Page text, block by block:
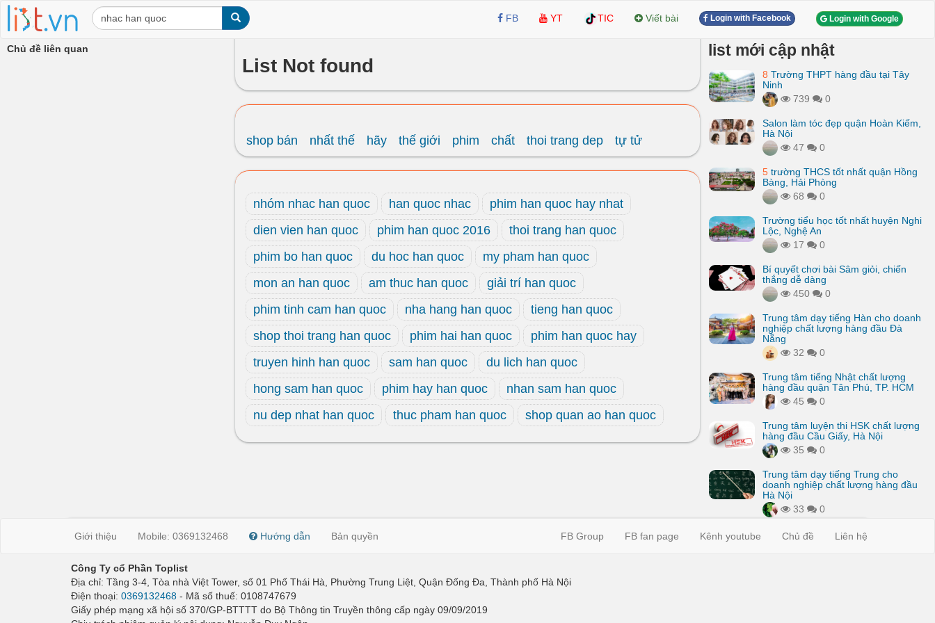
FB YT TIC Viết bài Login with Facebook Login with Google
Chủ đề liên quan
List Not found
shop bán nhất thế hãy thế giới phim chất thoi trang dep tự tử
nhóm nhac han quoc han quoc nhac
phim han quoc hay nhat
dien vien han quoc
phim han quoc 2016
thoi trang han quoc
phim bo han quoc
du hoc han quoc
my pham han quoc
mon an han quoc
am thuc han quoc
giải trí han quoc
phim tinh cam han quoc
nha hang han quoc
tieng han quoc
shop thoi trang han quoc
phim hai han quoc
phim han quoc hay
truyen hinh han quoc
sam han quoc
du lich han quoc
hong sam han quoc
phim hay han quoc
nhan sam han quoc
nu dep nhat han quoc
thuc pham han quoc shop quan ao han quoc
list mới cập nhật
8 Trường THPT hàng đầu tại Tây
Ninh
739
0
Salon làm tóc đẹp quận Hoàn Kiếm,
Hà Nội
47
0
5 trường THCS tốt nhất quận Hồng
Bàng, Hải Phòng
68
0
Trường tiểu học tốt nhất huyện Nghi
Lộc, Nghệ An
17
0
Bí quyết chơi bài Sâm giỏi, chiến
thắng dễ dàng
450
0
Trung tâm dạy tiếng Hàn cho doanh
nghiệp chất lượng hàng đầu Đà
Nẵng
32
0
Trung tâm tiếng Nhật chất lượng
hàng đầu quận Tân Phú, TP. HCM
45
0
Trung tâm luyện thi HSK chất lượng
hàng đầu Cầu Giấy, Hà Nội
35
0
Trung tâm dạy tiếng Trung cho
doanh nghiệp chất lượng hàng đầu
Hà Nội
33
0
Giới thiệu Mobile: 0369132468 Hướng dẫn Bản quyền FB Group FB fan page Kênh youtube Chủ đề Liên hệ
Công Ty cổ Phần Toplist
Địa chỉ: Tầng 3-4, Tòa nhà Việt Tower, số 01 Phố Thái Hà, Phường Trung Liệt, Quận Đống Đa, Thành phố Hà Nội
Điện thoại: 0369132468 - Mã số thuế: 0108747679
Giấy phép mạng xã hội số 370/GP-BTTTT do Bộ Thông tin Truyền thông cấp ngày 09/09/2019